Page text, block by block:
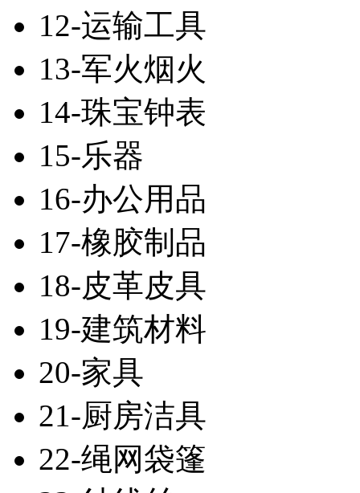
12-运输工具
13-军火烟火
14-珠宝钟表
15-乐器
16-办公用品
17-橡胶制品
18-皮革皮具
19-建筑材料
20-家具
21-厨房洁具
22-绳网袋篷